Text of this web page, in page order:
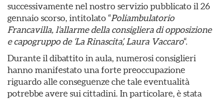
successivamente nel nostro servizio pubblicato il 26
gennaio scorso, intitolato “Poliambulatorio
Francavilla, l’allarme della consigliera di opposizione
e capogruppo de ‘La Rinascita’, Laura Vaccaro“.
Durante il dibattito in aula, numerosi consiglieri
hanno manifestato una forte preoccupazione
riguardo alle conseguenze che tale eventualità
potrebbe avere sui cittadini. In particolare, è stata